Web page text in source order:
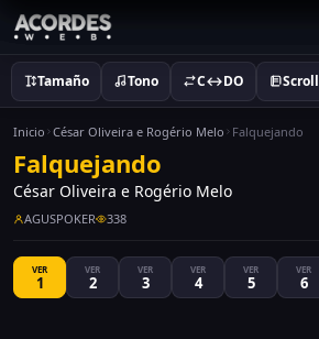
Tamaño Tono C↔DO Scroll
Inicio César Oliveira e Rogério Melo Falquejando
Falquejando
César Oliveira e Rogério Melo
AGUSPOKER 338
VER
1
VER
2
VER
3
VER
4
VER
5
VER
6